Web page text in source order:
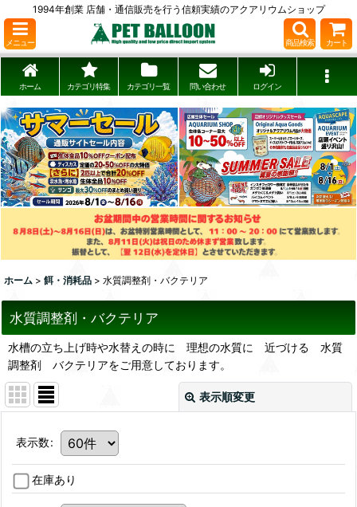
1994年創業 店舗・通信販売を行う信頼実績のアクアリウムショップ
メニュー 商品検索 カート
ホーム カテゴリ特集 カテゴリ一覧 問い合わせ ログイン
ホーム > 餌・消耗品 > 水質調整剤・バクテリア
水質調整剤・バクテリア
水槽の立ち上げ時や水替えの時に 理想の水質に 近づける 水質
調整剤 バクテリアをご用意しております。
表示順変更
表示数:
在庫あり